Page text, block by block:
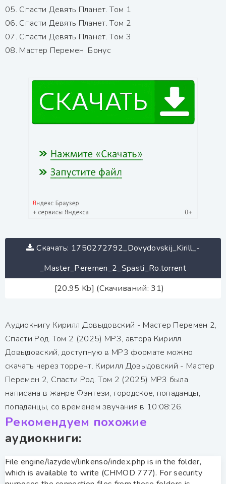
05. Спасти Девять Планет. Том 1
06. Спасти Девять Планет. Том 2
07. Спасти Девять Планет. Том 3
08. Мастер Перемен. Бонус
Скачать: 1750272792_Dovydovskij_Kirill_-
_Master_Peremen_2_Spasti_Ro.torrent
[20.95 Kb] (Скачиваний: 31)
Аудиокнигу Кирилл Довыдовский - Мастер Перемен 2,
Спасти Род. Том 2 (2025) МР3, автора Кирилл
Довыдовский, доступную в MP3 формате можно
скачать через торрент. Кирилл Довыдовский - Мастер
Перемен 2, Спасти Род. Том 2 (2025) МР3 была
написана в жанре Фэнтези, городское, попаданцы,
попаданцы, со временем звучания в 10:08:26.
Рекомендуем похожие
аудиокниги:
File engine/lazydev/linkenso/index.php is in the folder,
which is available to write (CHMOD 777). For security